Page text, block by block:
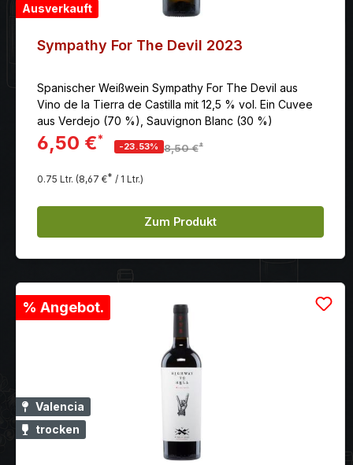
Ausverkauft
Sympathy For The Devil 2023
Spanischer Weißwein Sympathy For The Devil aus
Vino de la Tierra de Castilla mit 12,5 % vol. Ein Cuvee
aus Verdejo (70 %), Sauvignon Blanc (30 %)
6,50 €*
-23.53% 8,50 €*
0.75 Ltr. (8,67 €* / 1 Ltr.)
Zum Produkt
% Angebot.
Valencia
trocken